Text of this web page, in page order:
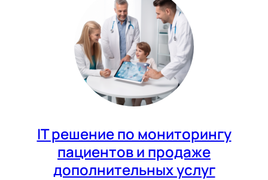
IT решение по мониторингу
пациентов и продаже
дополнительных услуг